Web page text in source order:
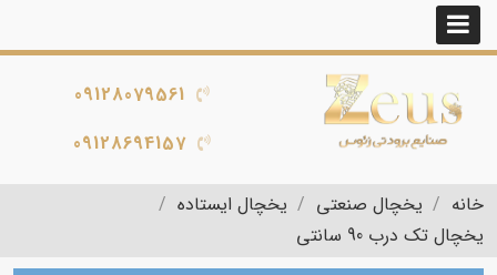
09128079561
09128694157
خانه یخچال صنعتی
یخچال ایستاده
یخچال تک درب 90 سانتی